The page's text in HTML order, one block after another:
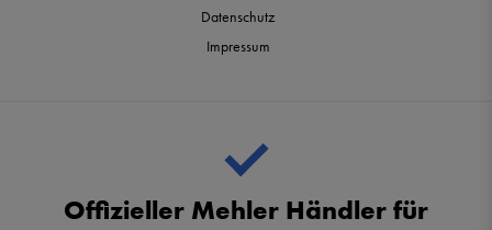
Datenschutz
Impressum
Offizieller Mehler Händler für